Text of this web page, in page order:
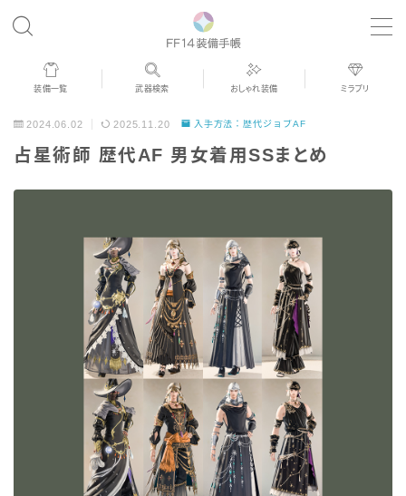
MENU
歴代ジョブAF
装備一覧 武器検索 おしゃれ装備 ミラプリ
2024.06.02 2025.11.20 入手方法：歴代ジョブAF
占星術師 歴代AF 男女着用SSまとめ